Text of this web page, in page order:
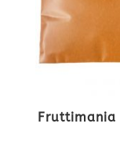
Fruttimania